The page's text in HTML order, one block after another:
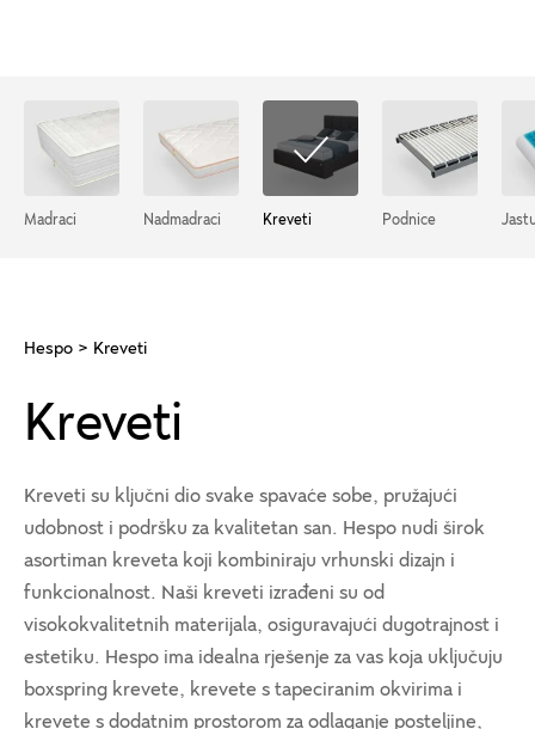
Madraci Nadmadraci Kreveti Podnice
Hespo > Kreveti
Kreveti
Kreveti su ključni dio svake spavaće sobe, pružajući
udobnost i podršku za kvalitetan san. Hespo nudi širok
asortiman kreveta koji kombiniraju vrhunski dizajn i
funkcionalnost. Naši kreveti izrađeni su od
visokokvalitetnih materijala, osiguravajući dugotrajnost i
estetiku. Hespo ima idealna rješenje za vas koja uključuju
boxspring krevete, krevete s tapeciranim okvirima i
krevete s dodatnim prostorom za odlaganje posteljine,